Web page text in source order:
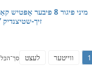
GYXTC8Y זיך-שטיצנדיק
1 ווייטער לעצט סך־הכּל 3